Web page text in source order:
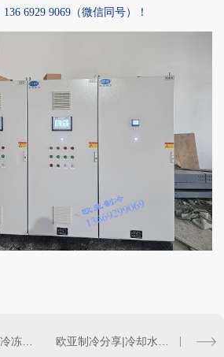
136 6929 9069（微信同号）！
欧亚制冷分享|冷冻水系统的组成与工作原理 欧亚制冷分享|冷却水系统设计问题汇总